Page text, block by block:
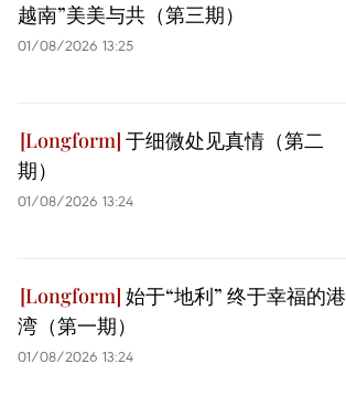
越南”美美与共（第三期）
01/08/2026 13:25
于细微处见真情（第二
期）
01/08/2026 13:24
始于“地利” 终于幸福的港
湾（第一期）
01/08/2026 13:24